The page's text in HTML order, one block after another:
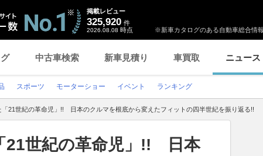
※新車カタログのある自動車総合情
掲載レビュー
325,920 件
2026.08.08 時点
中古車検索 新車見積り 車買取 ニュース
スポーツ モーターショー イベント ランキング
「21世紀の革命児」!! 日本のクルマを根底から変えたフィットの四半世紀を振り返る!!
21世紀の革命児」!! 日本